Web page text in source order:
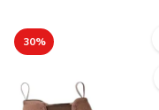
30%